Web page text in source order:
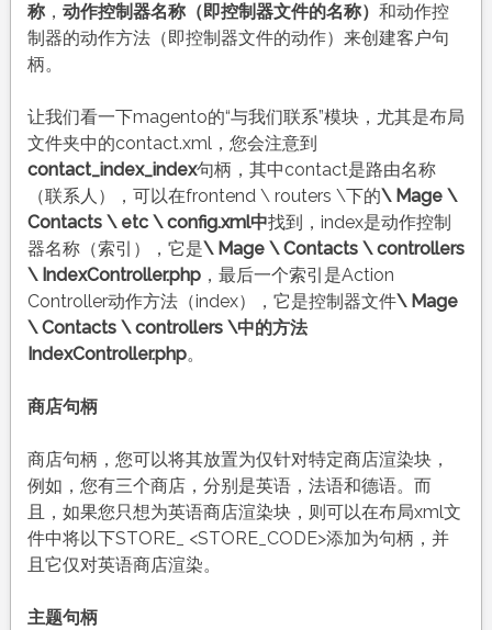
称， 动作控制器名称（即控制器文件的名称） 和动作控
制器的动作方法（即控制器文件的动作）来创建客户句
柄。
让我们看一下magento的“与我们联系”模块，尤其是布局
文件夹中的contact.xml，您会注意到
contact_index_index句柄，其中contact是路由名称
（联系人），可以在frontend \ routers \下的\ Mage \
Contacts \ etc \ config.xml中找到，index是动作控制
器名称（索引），它是\ Mage \ Contacts \ controllers
\ IndexController.php，最后一个索引是Action
Controller动作方法（index），它是控制器文件\ Mage
\ Contacts \ controllers \中的方法
IndexController.php。
商店句柄
商店句柄，您可以将其放置为仅针对特定商店渲染块，
例如，您有三个商店，分别是英语，法语和德语。而
且，如果您只想为英语商店渲染块，则可以在布局xml文
件中将以下STORE_ <STORE_CODE>添加为句柄，并
且它仅对英语商店渲染。
主题句柄